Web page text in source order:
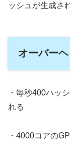
ッシュが生成さ
オーバー
・毎秒400ハッ
れる
・4000コアの